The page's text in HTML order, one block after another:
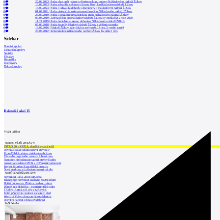
0 25.09.2023 |Praha chce opět jednat o přímém odkupu budovy Nákladového nádraží Žižkov
0
15.09.2023 |Praha schválila smlouvu s firmou Finep k nákladovému nádraží Žižkov
0
13.09.2023 |Praha 3 schválila dohody s developery o Nákladovém nádraží Žižkov
0
01.02.2021 |Praha dokončuje změnu územního plánu Nákladového nádraží Žižkov
0
23.07.2019 |Praha 3 požaduje urbanistickou studii Nákladového nádraží Žižkov
0
09.04.2019 |Změna plánu pro Nákladové nádraží Žižkov by mohla být v roce 2020
0 11.03.2019| Praha bude hledat novou dohodu o Nákladovém nádraží Žižkov
0
05.09.2018 |Praha koupí Nákladové nádraží Žižkov s většími pozemky
0
13.02.2016 |Nádraží Žižkov stále čeká na své využití, Praha 3 vypíše soutěž
4 27.03.2012 |Rekonstrukce nákladového nádraží Žižkov by stála 5 mld.
Sidebar
Domácí zprávy
Zahraniční zprávy
Soutěže
Výstavy
Přednášky
Rozhovory
Tiskové zprávy
Kalendář akcí 15
Vložit událost
NEJNOVĚJŠÍ ZPRÁVY
INTRO 30 – VODA: aktuální vydání je již
Odvolací soud nařídil zastavit stavbu Tr
Kroměřížská radnice získala stavební pov
Výstavba urgentního centra v Liberci ome
Nymburk přehodnocuje záměr stavby školky
Akustické zasklení IZOS s ověřenými hodnotami
Projekt Blueriot: Kancelářské prostory
Nový stadion za Lužánkami nesmí mít dle
NEJČTENĚJŠÍ ZPRÁVY
November Talks 2018: M.Corea
Jak nejlépe navrhnout kuchyň? Soutěž Blum
Hořící budova ve Zlíně se na dvou místec
Dům Karla Hubáčka – experimentální rodin
Tři dny, tři noci a tři vily v záři světel
Kolín připravuje centrum sociálních služ
World of Volvo očima architekta Martina
Otevření náměstí Jiřího z Poděbrad
KATALOG